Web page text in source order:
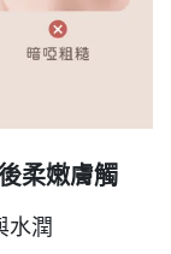
柔嫩膚觸
水潤